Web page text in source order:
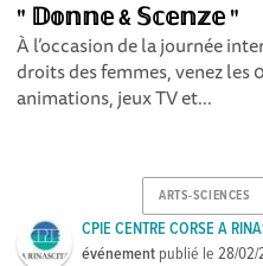
" 𝔻𝕠𝕟𝕟𝕖 & 𝕊𝕔𝕖𝕟𝕫𝕖 "
À l’occasion de la journée
droits des femmes, venez les
animations, jeux TV et...
ARTS-SCIENCES
CPIE CENTRE CORSE A
événement publié le28/02/